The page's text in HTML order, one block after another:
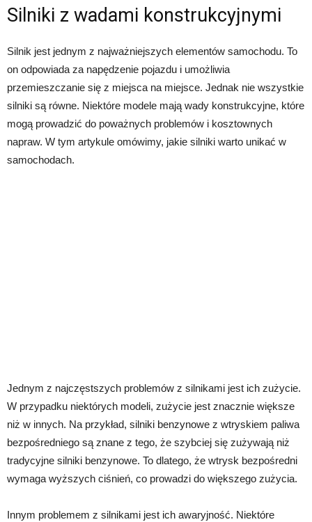
Silniki z wadami konstrukcyjnymi
Silnik jest jednym z najważniejszych elementów samochodu. To
on odpowiada za napędzenie pojazdu i umożliwia
przemieszczanie się z miejsca na miejsce. Jednak nie wszystkie
silniki są równe. Niektóre modele mają wady konstrukcyjne, które
mogą prowadzić do poważnych problemów i kosztownych
napraw. W tym artykule omówimy, jakie silniki warto unikać w
samochodach.
Jednym z najczęstszych problemów z silnikami jest ich zużycie.
W przypadku niektórych modeli, zużycie jest znacznie większe
niż w innych. Na przykład, silniki benzynowe z wtryskiem paliwa
bezpośredniego są znane z tego, że szybciej się zużywają niż
tradycyjne silniki benzynowe. To dlatego, że wtrysk bezpośredni
wymaga wyższych ciśnień, co prowadzi do większego zużycia.
Innym problemem z silnikami jest ich awaryjność. Niektóre